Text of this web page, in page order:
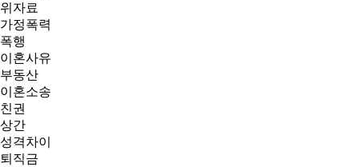
위자료
가정폭력
폭행
이혼사유
부동산
이혼소송
친권
상간
성격차이
퇴직금